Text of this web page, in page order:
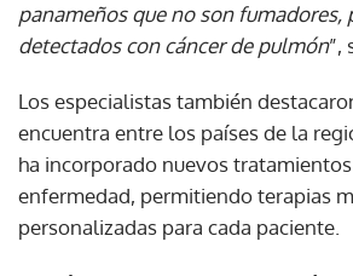
panameños que no son fumadores,
detectados con cáncer de pulmón”,
Los especialistas también
encuentra entre los países de la
ha incorporado nuevos
enfermedad, permitiendo terapias
personalizadas para cada paciente.